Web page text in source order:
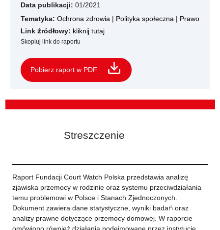
Data publikacji: 01/2021
Tematyka: Ochrona zdrowia | Polityka społeczna | Prawo
Link źródłowy: kliknij tutaj
Skopiuj link do raportu
Pobierz raport w PDF
Streszczenie
Raport Fundacji Court Watch Polska przedstawia analizę
zjawiska przemocy w rodzinie oraz systemu przeciwdziałania
temu problemowi w Polsce i Stanach Zjednoczonych.
Dokument zawiera dane statystyczne, wyniki badań oraz
analizy prawne dotyczące przemocy domowej. W raporcie